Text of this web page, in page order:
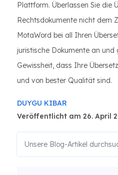
Plattform. Überlassen Sie die
Rechtsdokumente nicht dem
MotaWord bei all Ihren
juristische Dokumente an und
Gewissheit, dass Ihre
und von bester Qualität sind.
DUYGU KIBAR
Veröffentlicht am 26. April